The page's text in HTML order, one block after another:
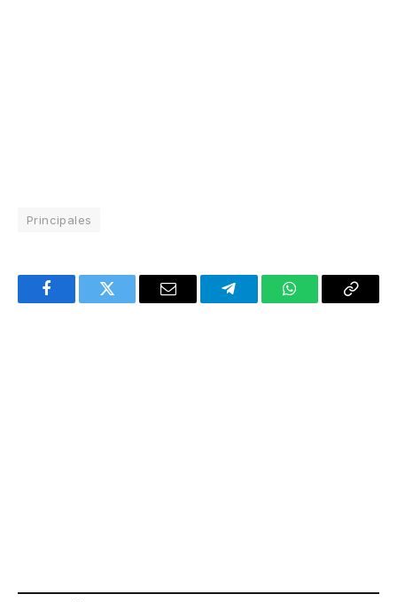
Principales
FacebookTwitter Email TelegramWhatsAppCopy